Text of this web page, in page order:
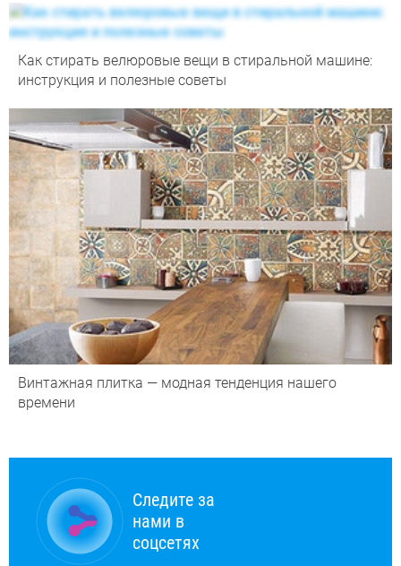
Как стирать велюровые вещи в стиральной машине:
инструкция и полезные советы
Винтажная плитка — модная тенденция нашего
времени
Следите за
нами в
соцсетях